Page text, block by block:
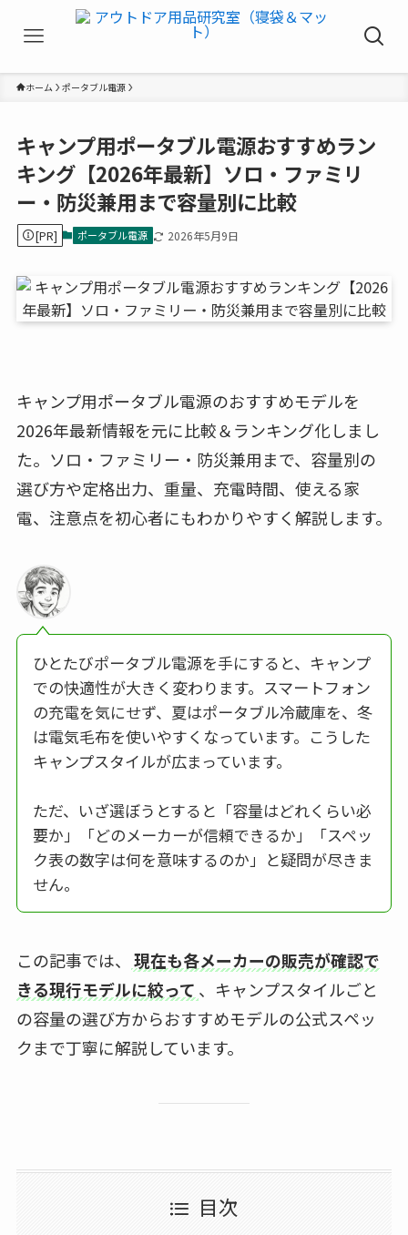
ホーム ポータブル電源
キャンプ用ポータブル電源おすすめラン
キング【2026年最新】ソロ・ファミリ
ー・防災兼用まで容量別に比較
[PR] ポータブル電源 2026年5月9日
キャンプ用ポータブル電源のおすすめモデルを
2026年最新情報を元に比較＆ランキング化しまし
た。ソロ・ファミリー・防災兼用まで、容量別の
選び方や定格出力、重量、充電時間、使える家
電、注意点を初心者にもわかりやすく解説します。
ひとたびポータブル電源を手にすると、キャンプ
での快適性が大きく変わります。スマートフォン
の充電を気にせず、夏はポータブル冷蔵庫を、冬
は電気毛布を使いやすくなっています。こうした
キャンプスタイルが広まっています。
ただ、いざ選ぼうとすると「容量はどれくらい必
要か」「どのメーカーが信頼できるか」「スペッ
ク表の数字は何を意味するのか」と疑問が尽きま
せん。
この記事では、
現在も各メーカーの販売が確認で
きる現行モデルに絞って 、キャンプスタイルごと
の容量の選び方からおすすめモデルの公式スペッ
クまで丁寧に解説しています。
目次